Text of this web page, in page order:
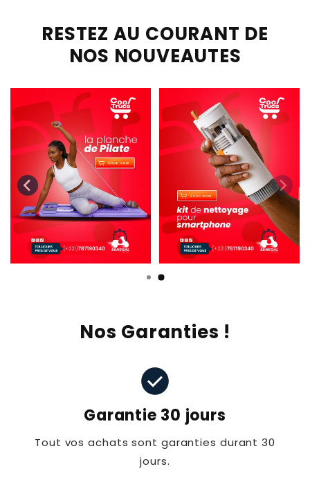
RESTEZ AU COURANT DE
NOS NOUVEAUTES
Nos Garanties !
check_circle
Garantie 30 jours
Tout vos achats sont garanties durant 30
jours.